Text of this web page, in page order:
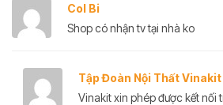
Col Bi
Shop có nhận tv tại nhà ko
Tập Đoàn Nội Thất Vinakit
Vinakit xin phép được kết nối